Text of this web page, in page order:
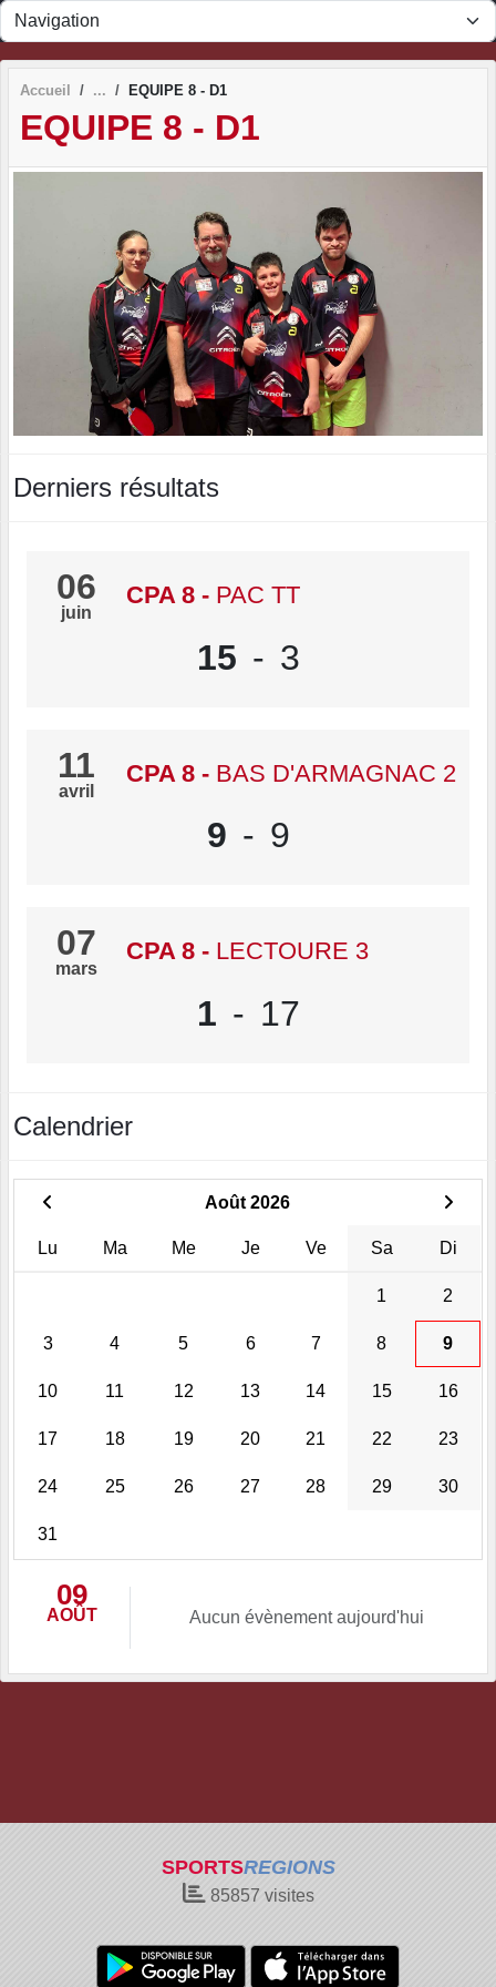
Accueil EQUIPE 8 - D1
EQUIPE 8 - D1
Derniers résultats
06
juin
CPA 8 - PAC TT
15 - 3
11
avril
CPA 8 - BAS D'ARMAGNAC 2
9 - 9
07
mars
CPA 8 - LECTOURE 3
1 - 17
Calendrier
Août 2026
Lu Ma Me Je Ve Sa Di
1 2
3 4 5 6 7 8 9
10 11 12 13 14 15 16
17 18 19 20 21 22 23
24 25 26 27 28 29 30
31
09
AOÛT Aucun évènement aujourd'hui
SPORTSREGIONS
85857 visites
Panneau de gestion des cookies